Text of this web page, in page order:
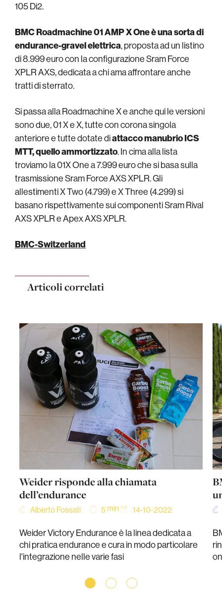
105 Di2.
BMC Roadmachine 01 AMP X One è una sorta di
endurance-gravel elettrica, proposta ad un listino
di 8.999 euro con la configurazione Sram Force
XPLR AXS, dedicata a chi ama affrontare anche
tratti di sterrato.
Si passa alla Roadmachine X e anche qui le versioni
sono due, 01 X e X, tutte con corona singola
anteriore e tutte dotate diattacco manubrio ICS
MTT, quello ammortizzato. In cima alla lista
troviamo la 01X One a 7.999 euro che si basa sulla
trasmissione Sram Force AXS XPLR. Gli
allestimenti X Two (4.799) e X Three (4.299) si
basano rispettivamente sui componenti Sram Rival
AXS XPLR e Apex AXS XPLR.
BMC-Switzerland
Articoli correlati
Weider risponde alla chiamata
dell’endurance
Alberto Fossati 5 min 14-10-2022
Weider Victory Endurance è la linea dedicata a
chi pratica endurance e cura in modo particolare
l'integrazione nelle varie fasi